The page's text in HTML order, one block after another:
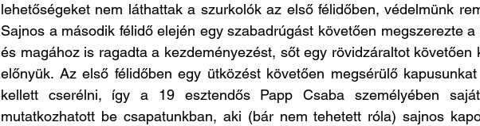
lehetőségeket nem láthattak a szurkolók az első félidőben, védelmünk
Sajnos a második félidő elején egy szabadrúgást követően megszerezte
és magához is ragadta a kezdeményezést, sőt egy rövidzáraltot követően
előnyük. Az első félidőben egy ütközést követően megsérülő
kellett cserélni, így a 19 esztendős Papp Csaba személyében
mutatkozhatott be csapatunkban, aki (bár nem tehetett róla) sajnos